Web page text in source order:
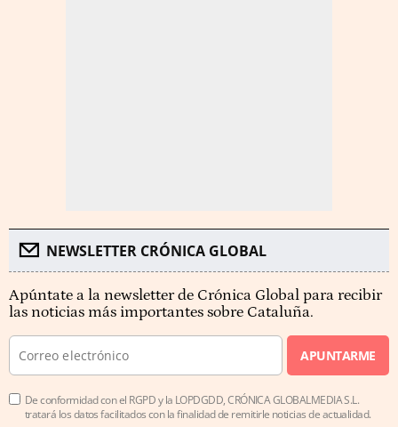
NEWSLETTER CRÓNICA GLOBAL
Apúntate a la newsletter de Crónica Global para recibir
las noticias más importantes sobre Cataluña.
APUNTARME
De conformidad con el RGPD y la LOPDGDD, CRÓNICA GLOBALMEDIA S.L.
tratará los datos facilitados con la finalidad de remitirle noticias de actualidad.